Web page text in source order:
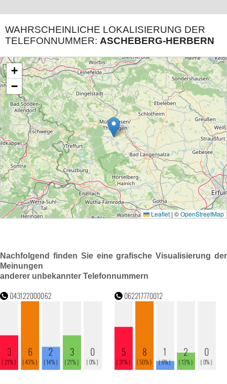
WAHRSCHEINLICHE LOKALISIERUNG DER
TELEFONNUMMER: ASCHEBERG-HERBERN
Nachfolgend finden Sie eine grafische Visualisierung der
Meinungen
anderer unbekannter Telefonnummern